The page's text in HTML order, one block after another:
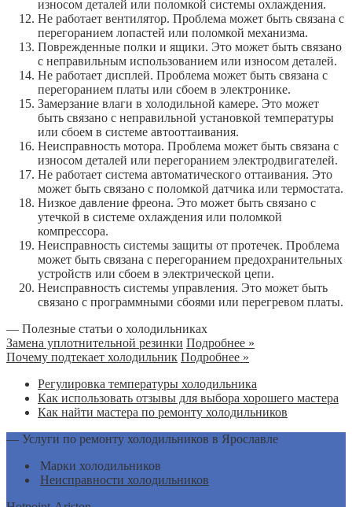
износом деталей или поломкой системы охлаждения.
Не работает вентилятор. Проблема может быть связана с
перегоранием лопастей или поломкой механизма.
Поврежденные полки и ящики. Это может быть связано
с неправильным использованием или износом деталей.
Не работает дисплей. Проблема может быть связана с
перегоранием платы или сбоем в электронике.
Замерзание влаги в холодильной камере. Это может
быть связано с неправильной установкой температуры
или сбоем в системе автооттаивания.
Неисправность мотора. Проблема может быть связана с
износом деталей или перегоранием электродвигателей.
Не работает система автоматического оттаивания. Это
может быть связано с поломкой датчика или термостата.
Низкое давление фреона. Это может быть связано с
утечкой в системе охлаждения или поломкой
компрессора.
Неисправность системы защиты от протечек. Проблема
может быть связана с перегоранием предохранительных
устройств или сбоем в электрической цепи.
Неисправность системы управления. Это может быть
связано с программными сбоями или перегревом платы.
— Полезные статьи о холодильниках
Замена уплотнительной резинки Подробнее »
Почему подтекает холодильник Подробнее »
Регулировка температуры холодильника
Как использовать отзывы для выбора хорошего мастера
Как найти мастера по ремонту холодильников
— Услуги по ремонту холодильников в Ярославле
Марки холодильников
Неисправности холодильников